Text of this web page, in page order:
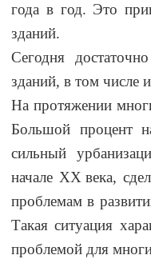
года в год. Это
зданий.
Сегодня
зданий, в том числе
На протяжении
Большой процент
сильный
начале XX века,
проблемам в
Такая ситуация
проблемой для